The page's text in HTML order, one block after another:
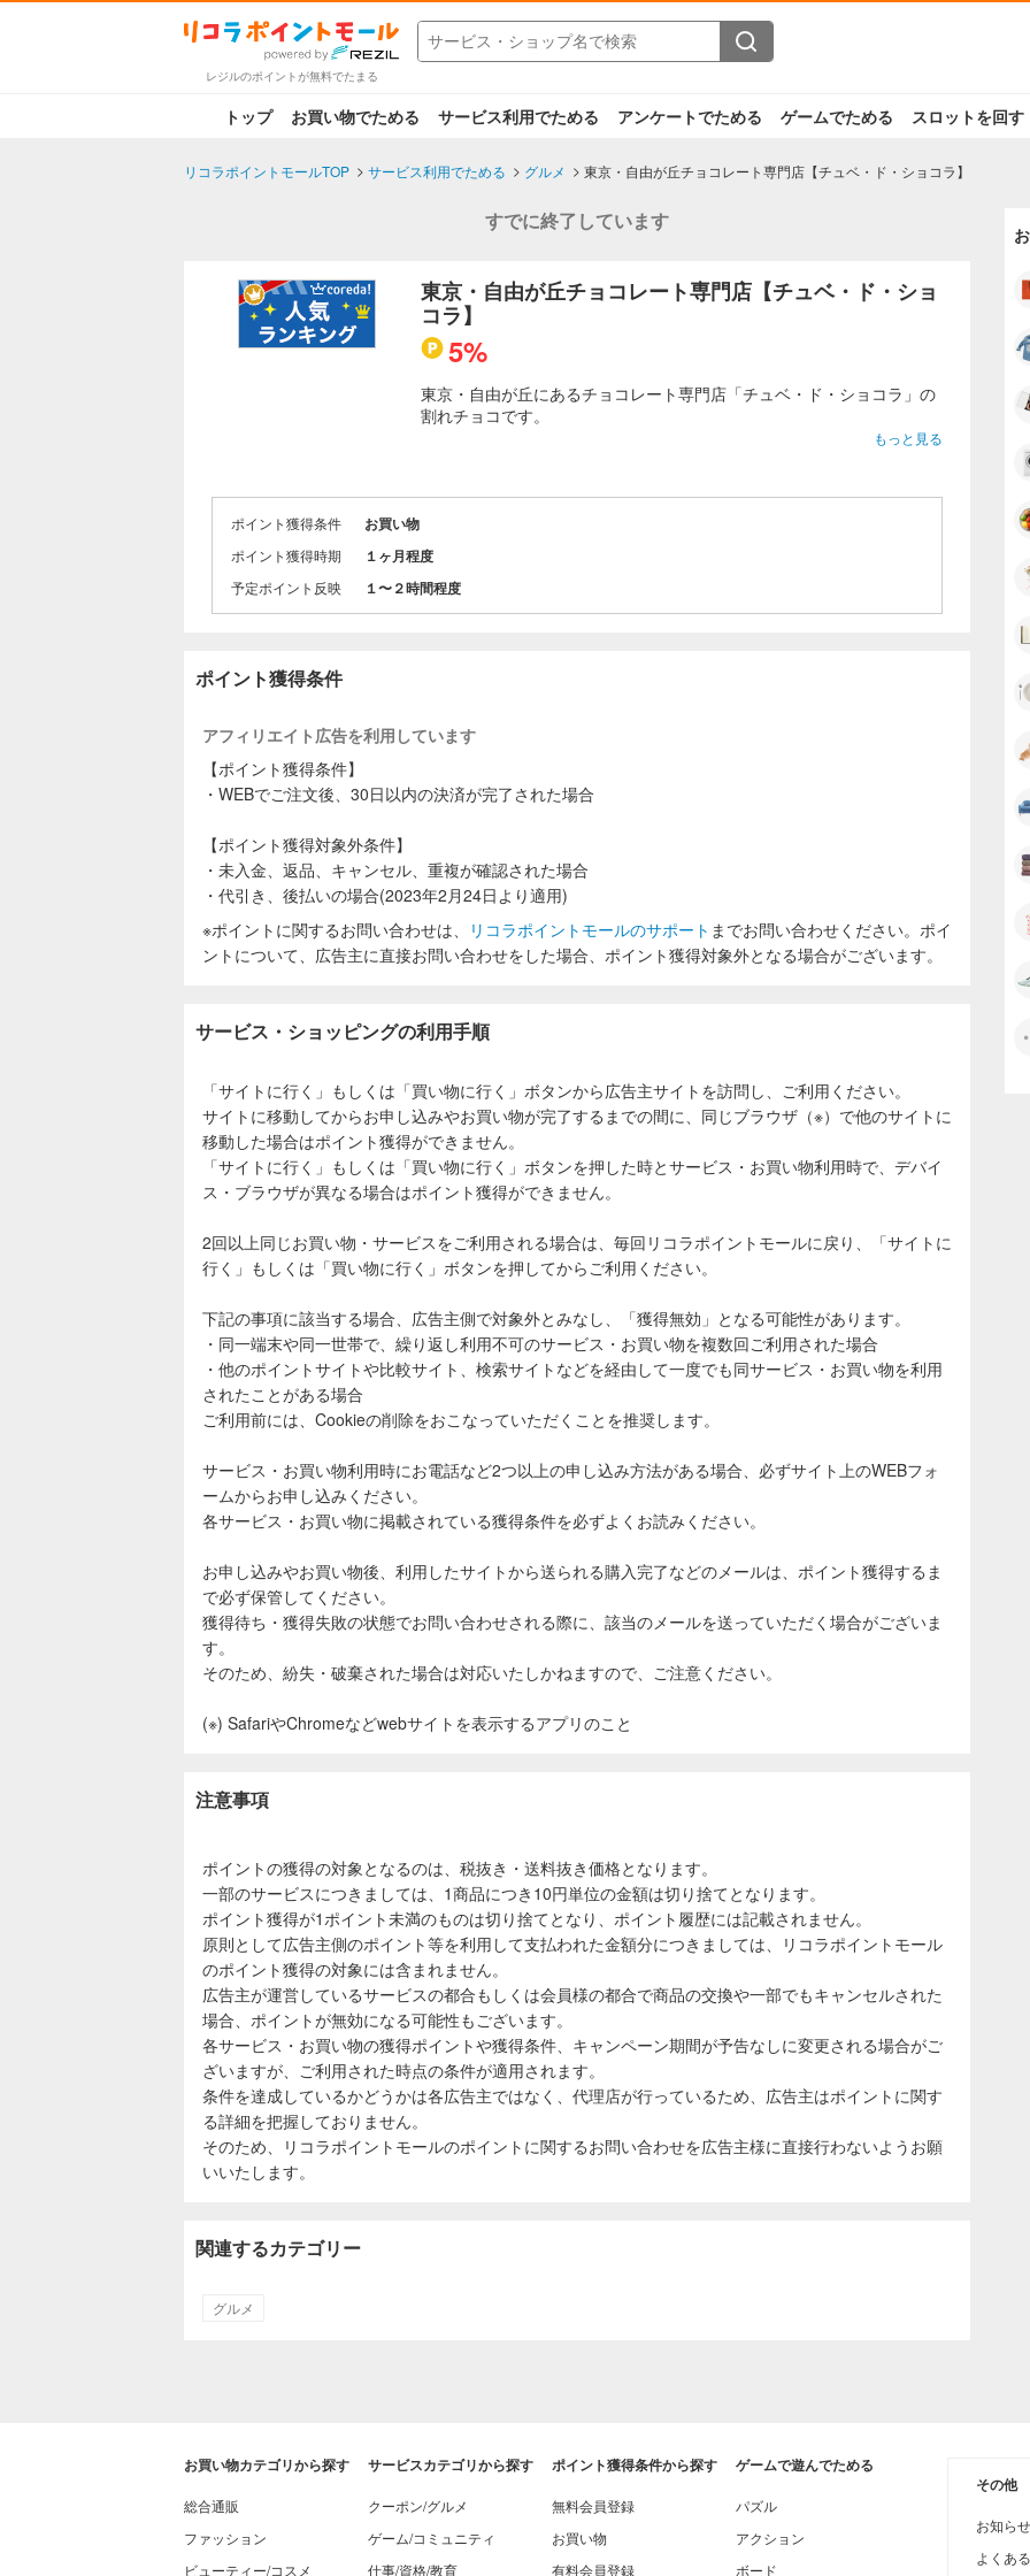
レジルのポイントが無料でたまる
トップ お買い物でためる サービス利用でためる アンケートでためる ゲームでためる スロットを回す
リコラポイントモールTOP サービス利用でためる グルメ 東京・自由が丘チョコレート専門店【チュベ・ド・ショコラ】
すでに終了しています
東京・自由が丘チョコレート専門店【チュベ・ド・ショ
コラ】
5%
東京・自由が丘にあるチョコレート専門店「チュベ・ド・ショコラ」の
割れチョコです。
もっと見る
ポイント獲得条件 お買い物
ポイント獲得時期 １ヶ月程度
予定ポイント反映 １〜２時間程度
ポイント獲得条件
アフィリエイト広告を利用しています
【ポイント獲得条件】
・WEBでご注文後、30日以内の決済が完了された場合
【ポイント獲得対象外条件】
・未入金、返品、キャンセル、重複が確認された場合
・代引き、後払いの場合(2023年2月24日より適用)
※ポイントに関するお問い合わせは、
リコラポイントモールのサポート までお問い合わせください。ポイ
ントについて、広告主に直接お問い合わせをした場合、ポイント獲得対象外となる場合がございます。
サービス・ショッピングの利用手順
「サイトに行く」もしくは「買い物に行く」ボタンから広告主サイトを訪問し、ご利用ください。
サイトに移動してからお申し込みやお買い物が完了するまでの間に、同じブラウザ（※）で他のサイトに
移動した場合はポイント獲得ができません。
「サイトに行く」もしくは「買い物に行く」ボタンを押した時とサービス・お買い物利用時で、デバイ
ス・ブラウザが異なる場合はポイント獲得ができません。
2回以上同じお買い物・サービスをご利用される場合は、毎回リコラポイントモールに戻り、「サイトに
行く」もしくは「買い物に行く」ボタンを押してからご利用ください。
下記の事項に該当する場合、広告主側で対象外とみなし、「獲得無効」となる可能性があります。
・同一端末や同一世帯で、繰り返し利用不可のサービス・お買い物を複数回ご利用された場合
・他のポイントサイトや比較サイト、検索サイトなどを経由して一度でも同サービス・お買い物を利用
されたことがある場合
ご利用前には、Cookieの削除をおこなっていただくことを推奨します。
サービス・お買い物利用時にお電話など2つ以上の申し込み方法がある場合、必ずサイト上のWEBフォ
ームからお申し込みください。
各サービス・お買い物に掲載されている獲得条件を必ずよくお読みください。
お申し込みやお買い物後、利用したサイトから送られる購入完了などのメールは、ポイント獲得するま
で必ず保管してください。
獲得待ち・獲得失敗の状態でお問い合わせされる際に、該当のメールを送っていただく場合がございま
す。
そのため、紛失・破棄された場合は対応いたしかねますので、ご注意ください。
(※) SafariやChromeなどwebサイトを表示するアプリのこと
注意事項
ポイントの獲得の対象となるのは、税抜き・送料抜き価格となります。
一部のサービスにつきましては、1商品につき10円単位の金額は切り捨てとなります。
ポイント獲得が1ポイント未満のものは切り捨てとなり、ポイント履歴には記載されません。
原則として広告主側のポイント等を利用して支払われた金額分につきましては、リコラポイントモール
のポイント獲得の対象には含まれません。
広告主が運営しているサービスの都合もしくは会員様の都合で商品の交換や一部でもキャンセルされた
場合、ポイントが無効になる可能性もございます。
各サービス・お買い物の獲得ポイントや獲得条件、キャンペーン期間が予告なしに変更される場合がご
ざいますが、ご利用された時点の条件が適用されます。
条件を達成しているかどうかは各広告主ではなく、代理店が行っているため、広告主はポイントに関す
る詳細を把握しておりません。
そのため、リコラポイントモールのポイントに関するお問い合わせを広告主様に直接行わないようお願
いいたします。
関連するカテゴリー
グルメ
お買い物カテゴリから探す
総合通販
ファッション
ビューティー/コスメ
サービスカテゴリから探す
クーポン/グルメ
ゲーム/コミュニティ
仕事/資格/教育
ポイント獲得条件から探す
無料会員登録
お買い物
有料会員登録
ゲームで遊んでためる
パズル
アクション
ボード
その他
お知らせ
よくあ